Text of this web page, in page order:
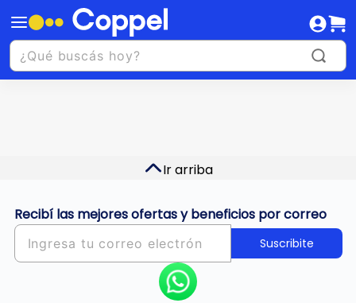
Ir arriba
Recibí las mejores ofertas y beneficios por correo
Suscribite